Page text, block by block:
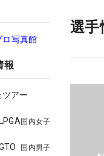
ロ写真館
報
ツアー
国内女子
国内男子
選手